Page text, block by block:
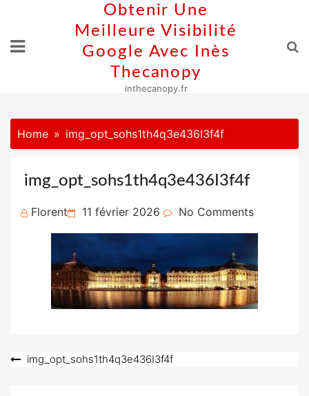
content
Obtenir Une
Meilleure Visibilité
Google Avec Inès
Thecanopy
inthecanopy.fr
Home img_opt_sohs1th4q3e436I3f4f
img_opt_sohs1th4q3e436I3f4f
Florent Posted
on
11 février 2026 No Comments
Navigation
img_opt_sohs1th4q3e436I3f4f